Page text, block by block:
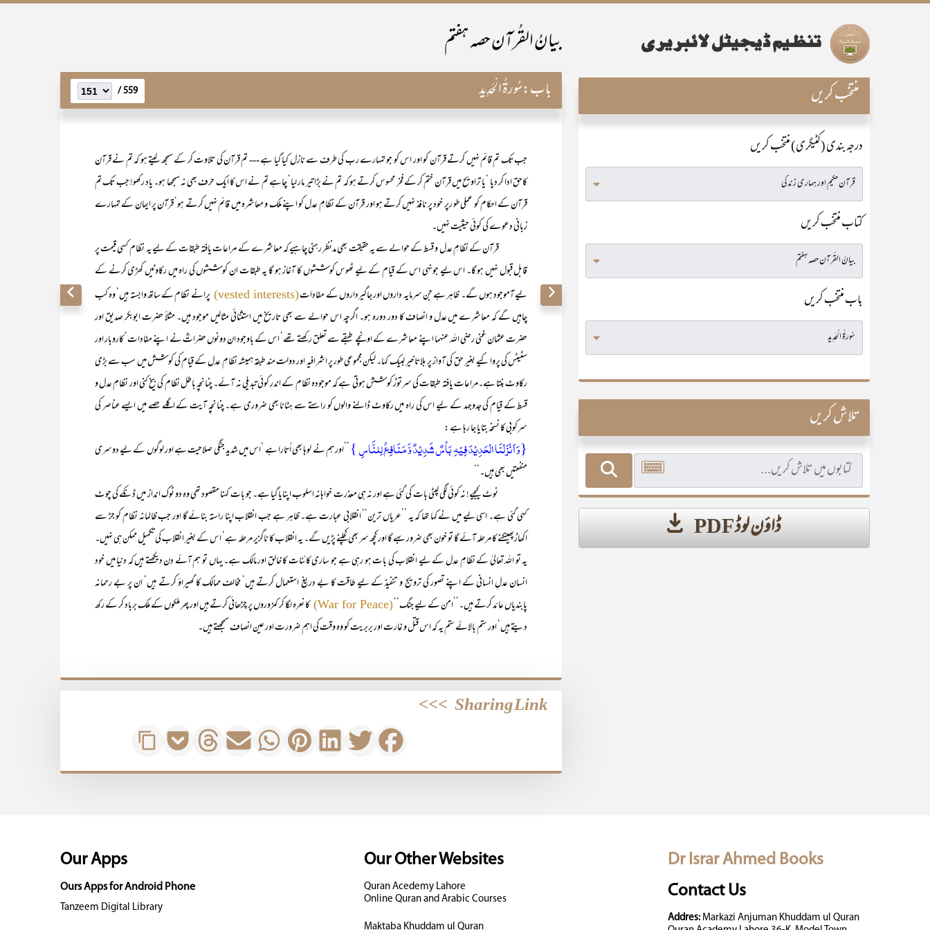
بیانُ القُرآن حصہ ہفتم
باب:سُورۃُ الْحَدِید 559 /
جب تک تم قائم نہیں کرتے قرآن کو اور اس کو جو تمہارے رب کی طرف سے نازل کیا گیا ہے --- تم قرآن کی تلاوت کر کے سمجھ لیتے ہو کہ تم نے قرآن
کاحق ادا کر دیا ‘یا تراویح میں قرآن ختم کر کے فخر محسوس کرتے ہو کہ تم نے بڑا تیر مار لیا‘ چاہے تم نے اس کا ایک حرف بھی نہ سمجھا ہو۔ یاد رکھو! جب تک تم
قرآن کے احکام کو عملی طو رپر خود پر نافذ نہیں کرتے ہو اور قرآن کے نظامِ عدل کو اپنے ملک و معاشرہ میں قائم نہیں کرتے ہو‘ قرآن پر ایمان کے تمہارے
زبانی دعوے کی کوئی حیثیت نہیں۔
قرآن کے نظامِ عدل و قسط کے حوالے سے یہ حقیقت بھی مدنظر رہنی چاہیے کہ معاشرے کے مراعات یافتہ طبقات کے لیے یہ نظام کسی قیمت پر
قابل قبول نہیں ہو گا۔ اس لیے جونہی اس کے قیام کے لیے ٹھوس کوششوں کا آغاز ہو گا یہ طبقات ان کوششوں کی راہ میں رکاوٹیں کھڑی کرنے کے
لیے آموجود ہوں گے۔ ظاہر ہے جن سرمایہ داروں اور جاگیرداروں کے مفادات(vested interests)
پرانے نظام کے ساتھ وابستہ ہیں‘ وہ کب
چاہیں گے کہ معاشرے میں عدل و انصاف کا دور دورہ ہو۔ اگرچہ اس حوالے سے بھی تاریخ میں استثنائی مثالیں موجود ہیں۔ مثلاً حضرت ابوبکر صدیق اور
حضرت عثمان غنی رضی اللہ عنہما اپنے معاشرے کے اونچے طبقے سے تعلق رکھتے تھے‘ اس کے باوجود ان دونوں حضراتؓ نے اپنے مفادات‘ کاروبار اور
سٹیٹس کی پروا کیے بغیر حق کی آواز پر بلاتاخیر لبیک کہا۔ لیکن مجموعی طور پر اشرافیہ اور دولت مند طبقہ ہمیشہ نظامِ عدل کے قیام کی کوشش میں سب سے بڑی
رکاوٹ بنتا ہے۔مراعات یافتہ طبقات کی سرتوڑ کوشش ہوتی ہے کہ موجودہ نظام کے اندر کوئی تبدیلی نہ آئے۔ چنانچہ باطل نظام کی بیخ کنی اور نظامِ عدل و
قسط کے قیام کی جدوجہد کے لیے اس کی راہ میں رکاوٹ ڈالنے والوں کو راستے سے ہٹانا بھی ضروری ہے۔ چنانچہ آیت کے اگلے حصے میں ایسے عناصر کی
سرکوبی کا نسخہ بتایا جا رہا ہے :
{وَ اَنۡزَلۡنَا الۡحَدِیۡدَ فِیۡہِ بَاۡسٌ شَدِیۡدٌ وَّ مَنَافِعُ لِلنَّاسِ } ’’اور ہم نے لوہا بھی اُتارا ہے ‘اس میں شدید جنگی صلاحیت ہے اور لوگوں کے لیے دوسری
منفعتیں بھی ہیں۔‘‘
نوٹ کیجیے! نہ کوئی لگی لپٹی بات کی گئی ہے اور نہ ہی معذرت خواہانہ اسلوب اپنایا گیا ہے۔ جو بات کہنا مقصود تھی وہ دو ٹوک انداز میں ڈنکے کی چوٹ
کہی گئی ہے۔ اسی لیے میں نے کہا تھا کہ یہ ’’عریاں ترین‘‘ انقلابی عبارت ہے۔ ظاہر ہے جب انقلاب اپنا راستہ بنائے گا اور جب ظالمانہ نظام کو جڑ سے
اکھاڑپھینکنے کا مرحلہ آئے گا تو خون بھی ضرور بہے گا اور کچھ سر بھی کچلنے پڑیں گے۔ یہ انقلاب کا ناگزیر مرحلہ ہے‘ اس کے بغیر انقلاب کی تکمیل ممکن ہی نہیں۔
یہ تو اللہ تعالیٰ کے نظامِ عدل کے لیے انقلاب کی بات ہو رہی ہے جو ساری کائنات کا خالق اور مالک ہے۔ یہاں تو ہم آئے دن دیکھتے ہیں کہ دنیا میں خود
انسان عدلِ انسانی کے اپنے تصور کی ترویج و تنفیذ کے لیے طاقت کا بے دریغ استعمال کرتے ہیں‘ مخالف ممالک کا گھیراؤ کرتے ہیں‘ ان پر بے رحمانہ
پابندیاں عائد کرتے ہیں۔’’امن کے لیے جنگ‘‘ (War for Peace)
کا نعرہ لگا کر کمزوروں پر چڑھائی کرتے ہیں اور پھر ملکوں کے ملک برباد کر کے رکھ
دیتے ہیں‘ اور ستم بالائے ستم یہ کہ اس قتل و غارت اور بربریت کو وہ وقت کی اہم ضرورت اور عین انصاف سمجھتے ہیں۔
Sharing Link
>>>
منتخب کریں
درجہ بندی (کٹیگری) منتخب کریں
کتاب منتخب کریں
باب منتخب کریں
تلاش کریں
ڈاؤن لوڈ PDF
Dr Israr Ahmed Books
Contact Us
Addres:Markazi Anjuman Khuddam ul Quran
Our Other Websites
Quran Acedemy Lahore
Online Quran and Arabic Courses
Maktaba Khuddam ul Quran
Our Apps
Ours Apps for Android Phone
Tanzeem Digital Library